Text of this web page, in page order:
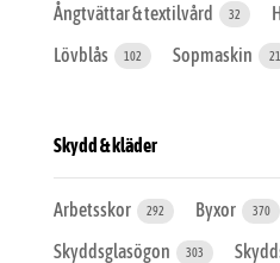
Ångtvättar & textilvård 32
Lövblås 102 Sopmaskin 21
Skydd & kläder
Arbetsskor 292 Byxor 370
Skyddsglasögon 303